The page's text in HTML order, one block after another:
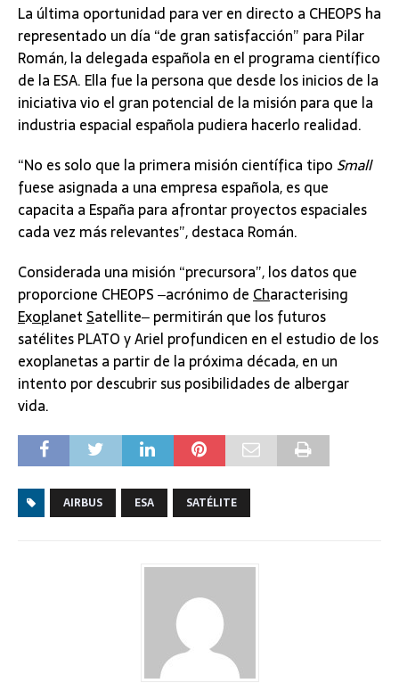
La última oportunidad para ver en directo a CHEOPS ha
representado un día “de gran satisfacción” para Pilar
Román, la delegada española en el programa científico
de la ESA. Ella fue la persona que desde los inicios de la
iniciativa vio el gran potencial de la misión para que la
industria espacial española pudiera hacerlo realidad.
“No es solo que la primera misión científica tipo Small
fuese asignada a una empresa española, es que
capacita a España para afrontar proyectos espaciales
cada vez más relevantes”, destaca Román.
Considerada una misión “precursora”, los datos que
proporcione CHEOPS ‒acrónimo de Characterising
Exoplanet Satellite‒ permitirán que los futuros
satélites PLATO y Ariel profundicen en el estudio de los
exoplanetas a partir de la próxima década, en un
intento por descubrir sus posibilidades de albergar
vida.
AIRBUS ESA SATÉLITE